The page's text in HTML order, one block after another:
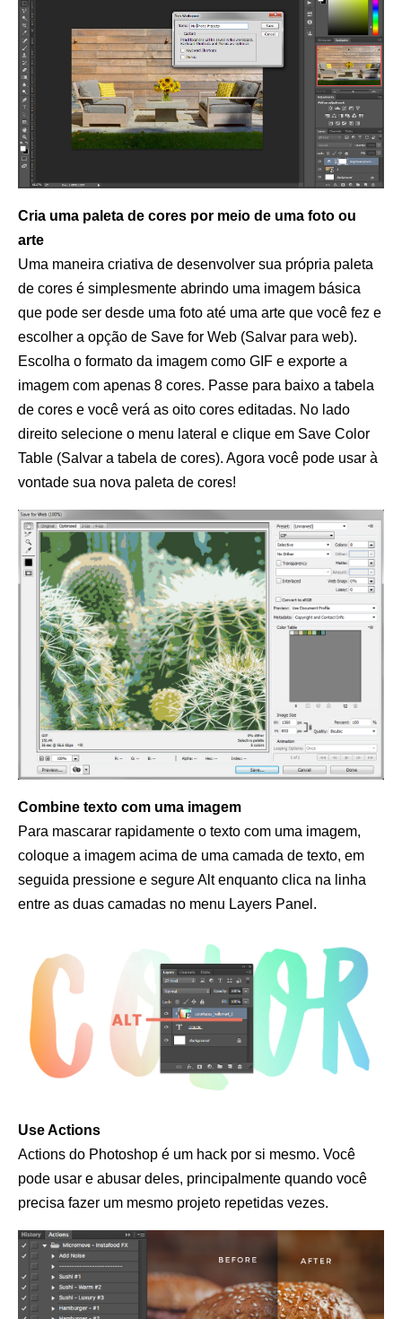
Cria uma paleta de cores por meio de uma foto ou
arte
Uma maneira criativa de desenvolver sua própria paleta
de cores é simplesmente abrindo uma imagem básica
que pode ser desde uma foto até uma arte que você fez e
escolher a opção de Save for Web (Salvar para web).
Escolha o formato da imagem como GIF e exporte a
imagem com apenas 8 cores. Passe para baixo a tabela
de cores e você verá as oito cores editadas. No lado
direito selecione o menu lateral e clique em Save Color
Table (Salvar a tabela de cores). Agora você pode usar à
vontade sua nova paleta de cores!
Combine texto com uma imagem
Para mascarar rapidamente o texto com uma imagem,
coloque a imagem acima de uma camada de texto, em
seguida pressione e segure Alt enquanto clica na linha
entre as duas camadas no menu Layers Panel.
Use Actions
Actions do Photoshop é um hack por si mesmo. Você
pode usar e abusar deles, principalmente quando você
precisa fazer um mesmo projeto repetidas vezes.